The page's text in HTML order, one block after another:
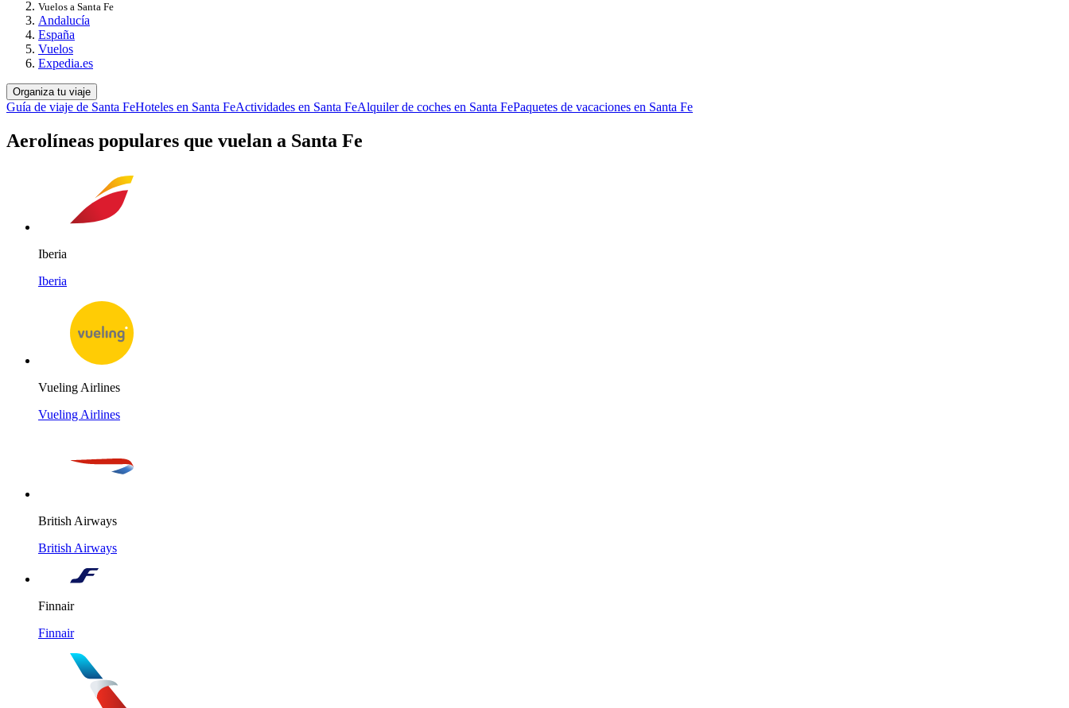
Vuelos a Santa Fe
Andalucía
España
Vuelos
Expedia.es
Organiza tu viaje
Guía de viaje de Santa FeHoteles en Santa FeActividades en Santa FeAlquiler de coches en Santa FePaquetes de vacaciones en Santa Fe
Aerolíneas populares que vuelan a Santa Fe
Iberia
Iberia
Vueling Airlines
Vueling Airlines
British Airways
British Airways
Finnair
Finnair